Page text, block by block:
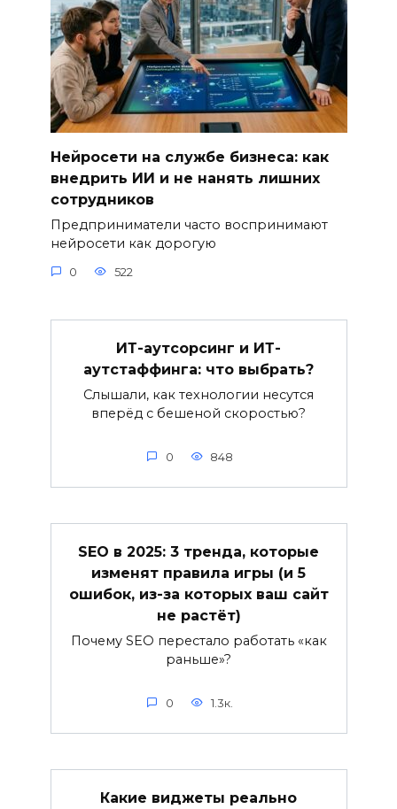
Нейросети на службе бизнеса: как
внедрить ИИ и не нанять лишних
сотрудников
Предприниматели часто воспринимают
нейросети как дорогую
0 522
ИТ-аутсорсинг и ИТ-
аутстаффинга: что выбрать?
Слышали, как технологии несутся
вперёд с бешеной скоростью?
0 848
SEO в 2025: 3 тренда, которые
изменят правила игры (и 5
ошибок, из-за которых ваш сайт
не растёт)
Почему SEO перестало работать «как
раньше»?
0 1.3к.
Какие виджеты реально